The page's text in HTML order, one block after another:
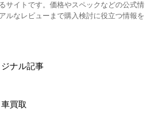
サイトです。価格やスペックなどの公式情
ルなレビューまで購入検討に役立つ情報を
ナル記事
車買取